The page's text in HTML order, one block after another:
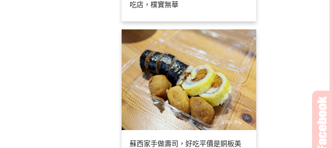
吃店，樸實無華
蘇西家手做壽司，好吃平價是銅板美